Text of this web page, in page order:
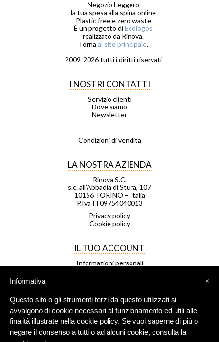
Negozio Leggero
la tua spesa alla spina online
Plastic free e zero waste
È un progetto diEcologos
realizzato da Rinova.
Torna al sito principale.
2009-2026 tutti i diritti riservati
I NOSTRI CONTATTI
Servizio clienti
Dove siamo
Newsletter
Condizioni di vendita
LA NOSTRA AZIENDA
Rinova S.C.
s.c. all’Abbadia di Stura, 107
10156 TORINO – Italia
P.Iva IT09754040013
Privacy policy
Cookie policy
IL TUO ACCOUNT
Informazioni personali
Le mie liste di desideri
I miei avvisi
FRANCHISING
×
Informativa
Questo sito o gli strumenti terzi da questo utilizzati si
avvalgono di cookie necessari al funzionamento ed utili alle
finalità illustrate nella cookie policy. Se vuoi saperne di più o
negare il consenso a tutti o ad alcuni cookie, consulta la